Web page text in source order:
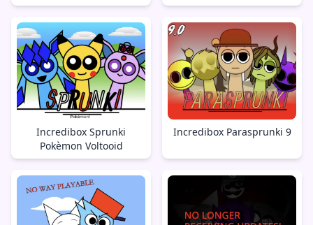
Incredibox Sprunki
Pokèmon Voltooid
Incredibox Parasprunki 9